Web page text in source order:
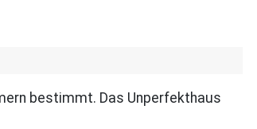
bestimmt. Das Unperfekthaus